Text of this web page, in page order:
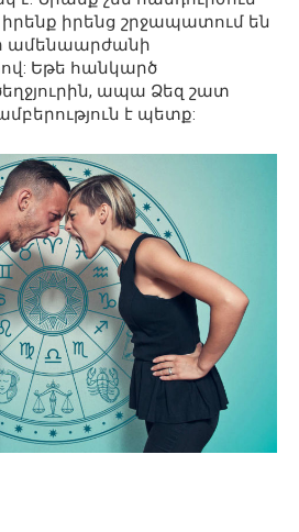
իրենք իրենց շրջապատում են
ամենաարժանի
Եթե ​​հանկարծ
ապա Ձեզ շատ
է պետք: